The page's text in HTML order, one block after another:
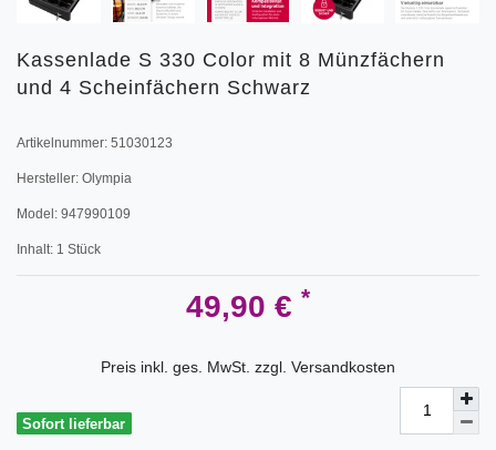
Kassenlade S 330 Color mit 8 Münzfächern
und 4 Scheinfächern Schwarz
Artikelnummer: 51030123
Hersteller: Olympia
Model: 947990109
Inhalt: 1 Stück
49,90 € *
Preis inkl. ges. MwSt. zzgl. Versandkosten
Sofort lieferbar